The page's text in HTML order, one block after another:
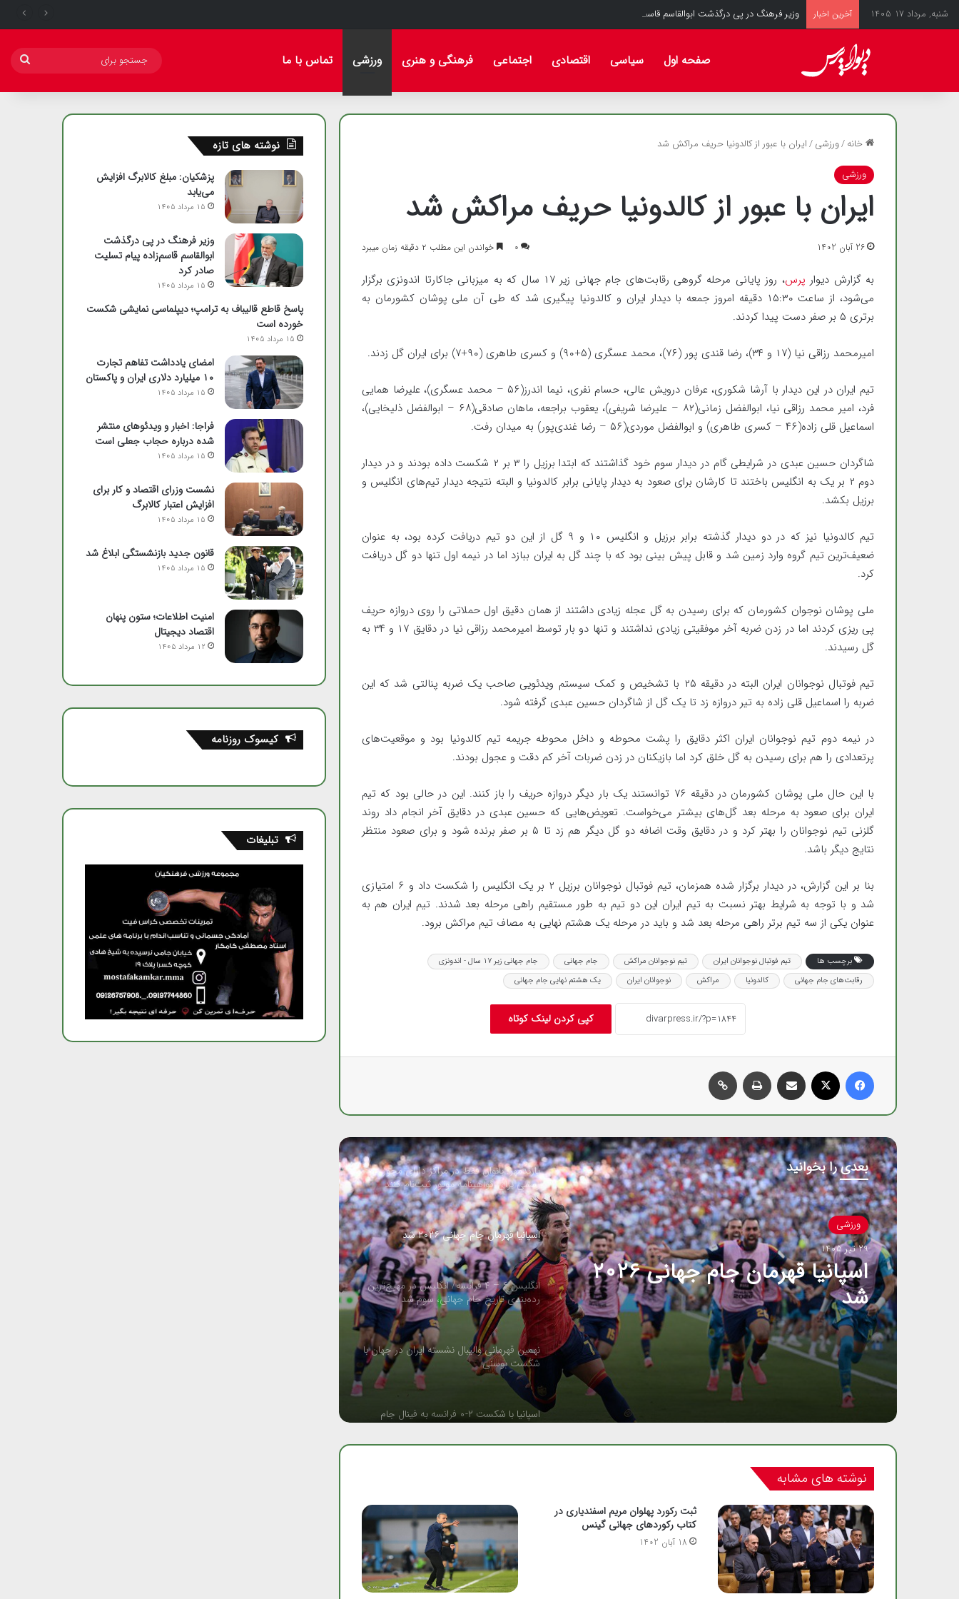
شنبه, مرداد 17 1405 آخرین اخبار وزیر فرهنگ در پی درگذشت ابوالقاسم قاسم‌زاده پیام تسلیت صادر کرد
صفحه اول سیاسی اقتصادی اجتماعی فرهنگی و هنری ورزشی تماس با ما
خانه/ورزشی/ایران با عبور از کالدونیا حریف مراکش شد
ورزشی
ایران با عبور از کالدونیا حریف مراکش شد
26 آبان 1402 ۰ خواندن این مطلب ۲ دقیقه زمان میبرد
به گزارش دیوارپرس
، روز پایانی مرحله گروهی رقابت‌های جام جهانی زیر ۱۷ سال که به میزبانی جاکارتا اندونزی برگزار
می‌شود، از ساعت ۱۵:۳۰ دقیقه امروز جمعه با دیدار ایران و کالدونیا پیگیری شد که طی آن ملی پوشان کشورمان به
برتری ۵ بر صفر دست پیدا کردند.
امیرمحمد رزاقی نیا (۱۷ و ۳۴)، رضا قندی پور (۷۶)، محمد عسگری (۵+۹۰) و کسری طاهری (۹۰+۷) برای ایران گل زدند.
تیم ایران در این دیدار با آرشا شکوری، عرفان درویش عالی، حسام نفری، نیما اندرز(۵۶ – محمد عسگری)، علیرضا همایی
فرد، امیر محمد رزاقی نیا، ابوالفضل زمانی(۸۲ – علیرضا شریفی)، یعقوب براجعه، ماهان صادقی(۶۸ – ابوالفضل ذلیخایی)،
اسماعیل قلی زاده(۴۶ – کسری طاهری) و ابوالفضل موردی(۵۶ – رضا غندی‌پور) به میدان رفت.
شاگردان حسین عبدی در شرایطی گام در دیدار سوم خود گذاشتند که ابتدا برزیل را ۳ بر ۲ شکست داده بودند و در دیدار
دوم ۲ بر یک به انگلیس باختند تا کارشان برای صعود به دیدار پایانی برابر کالدونیا و البته نتیجه دیدار تیم‌های انگلیس و
برزیل بکشد.
تیم کالدونیا نیز که در دو دیدار گذشته برابر برزیل و انگلیس ۱۰ و ۹ گل از این دو تیم دریافت کرده بود، به عنوان
ضعیف‌ترین تیم گروه وارد زمین شد و قابل پیش بینی بود که با چند گل به ایران ببازد اما در نیمه اول تنها دو گل دریافت
کرد.
ملی پوشان نوجوان کشورمان که برای رسیدن به گل عجله زیادی داشتند از همان دقیق اول حملاتی را روی دروازه حریف
پی ریزی کردند اما در زدن ضربه آخر موفقیتی زیادی نداشتند و تنها دو بار توسط امیرمحمد رزاقی نیا در دقایق ۱۷ و ۳۴ به
گل رسیدند.
تیم فوتبال نوجوانان ایران البته در دقیقه ۲۵ با تشخیص و کمک سیستم ویدئویی صاحب یک ضربه پنالتی شد که این
ضربه را اسماعیل قلی زاده به تیر دروازه زد تا یک گل از شاگردان حسین عبدی گرفته شود.
در نیمه دوم تیم نوجوانان ایران اکثر دقایق را پشت محوطه و داخل محوطه جریمه تیم کالدونیا بود و موقعیت‌های
پرتعدادی را هم برای رسیدن به گل خلق کرد اما بازیکنان در زدن ضربات آخر کم دقت و عجول بودند.
با این حال ملی پوشان کشورمان در دقیقه ۷۶ توانستند یک بار دیگر دروازه حریف را باز کنند. این در حالی بود که تیم
ایران برای صعود به مرحله بعد گل‌های بیشتر می‌خواست. تعویض‌هایی که حسین عبدی در دقایق آخر انجام داد روند
گلزنی تیم نوجوانان را بهتر کرد و در دقایق وقت اضافه دو گل دیگر هم زد تا ۵ بر صفر برنده شود و برای صعود منتظر
نتایج دیگر باشد.
بنا بر این گزارش، در دیدار برگزار شده همزمان، تیم فوتبال نوجوانان برزیل ۲ بر یک انگلیس را شکست داد و ۶ امتیازی
شد و با توجه به شرایط بهتر نسبت به تیم ایران این دو تیم به طور مستقیم راهی مرحله بعد شدند. تیم ایران هم به
عنوان یکی از سه تیم برتر راهی مرحله بعد شد و باید در مرحله یک هشتم نهایی به مصاف تیم مراکش برود.
برچسب ها تیم فوتبال نوجوانان ایران تیم نوجوانان مراکش جام جهانی
جام جهانی زیر ۱۷ سال - اندونزی
رقابت‌های جام جهانی
کالدونیا مراکش نوجوانان ایران یک هشتم نهایی جام جهانی
کپی کردن لینک کوتاه
بعدی را بخوانید
ورزشی
29 تیر 1405
اسپانیا قهرمان جام جهانی ۲۰۲۶
شد
کسب سه مدال در پنج وزن نخست کشتی
جوانان آسیا
قهرمانی مقتدرانه فرنگی‌کاران جوان ایران در
آسیا با ۹ مدال رنگارنگ
ملی‌پوشان در جام جهانی، مایه افتخار ایران
مصاف مصر می روند/ صعود به دور حذفی در
پازندمهر: بانوان فقط در مراکز دارای مجوز
رسمی برای گواهینامه موتور ثبت‌نام کنند
اسپانیا قهرمان جام جهانی ۲۰۲۶ شد
انگلیس ۶ – ۴ فرانسه/ انگلیس در مهیج‌ترین
رده‌بندی تاریخ جام جهانی، سوم شد
نهمین قهرمانی والیبال نشسته ایران در جهان با
شکست بوسنی
اسپانیا با شکست ۲-۰ فرانسه به فینال جام
جهانی ۲۰۲۶ رسید
کسب سه مدال در پنج وزن نخست کشتی
جوانان آسیا
نوشته های مشابه
ثبت رکورد پهلوان مریم اسفندیاری در
کتاب رکوردهای جهانی گینس
18 آبان 1402
نوشته های تازه
پزشکیان: مبلغ کالابرگ افزایش
می‌یابد
15 مرداد 1405
وزیر فرهنگ در پی درگذشت
ابوالقاسم قاسم‌زاده پیام تسلیت
صادر کرد
15 مرداد 1405
پاسخ قاطع قالیباف به ترامپ؛ دیپلماسی نمایشی شکست
خورده است
15 مرداد 1405
امضای یادداشت تفاهم تجارت
۱۰ میلیارد دلاری ایران و پاکستان
15 مرداد 1405
فراجا: اخبار و ویدئوهای منتشر
شده درباره حجاب جعلی است
15 مرداد 1405
نشست وزرای اقتصاد و کار برای
افزایش اعتبار کالابرگ
15 مرداد 1405
قانون جدید بازنشستگی ابلاغ شد
15 مرداد 1405
امنیت اطلاعات؛ ستون پنهان
اقتصاد دیجیتال
12 مرداد 1405
کیسوک روزنامه
تبلیغات